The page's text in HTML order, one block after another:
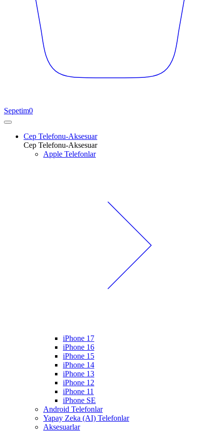
Sepetim0
Cep Telefonu-Aksesuar
Cep Telefonu-Aksesuar
Apple Telefonlar
iPhone 17
iPhone 16
iPhone 15
iPhone 14
iPhone 13
iPhone 12
iPhone 11
iPhone SE
Android Telefonlar
Yapay Zeka (AI) Telefonlar
Aksesuarlar